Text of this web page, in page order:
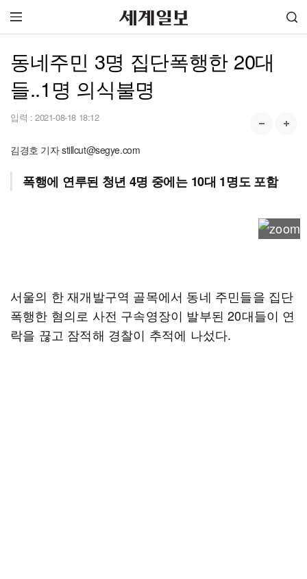
동네주민 3명 집단폭행한 20대
들..1명 의식불명
입력 : 2021-08-18 18:12
김경호 기자 stillcut@segye.com
폭행에 연루된 청년 4명 중에는 10대 1명도 포함
서울의 한 재개발구역 골목에서 동네 주민들을 집단
폭행한 혐의로 사전 구속영장이 발부된 20대들이 연
락을 끊고 잠적해 경찰이 추적에 나섰다.